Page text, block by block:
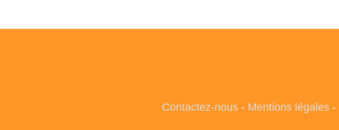
Contactez-nous- Mentions légales-